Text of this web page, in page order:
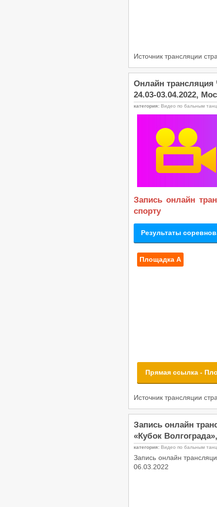
Источник трансляции
Онлайн трансляция
24.03-03.04.2022,
категория: Видео по бальным
Запись онлайн
спорту
Результаты
Площадка А
Прямая ссылка -
Источник трансляции
Запись онлайн
«Кубок
категория: Видео по бальным
Запись онлайн
06.03.2022